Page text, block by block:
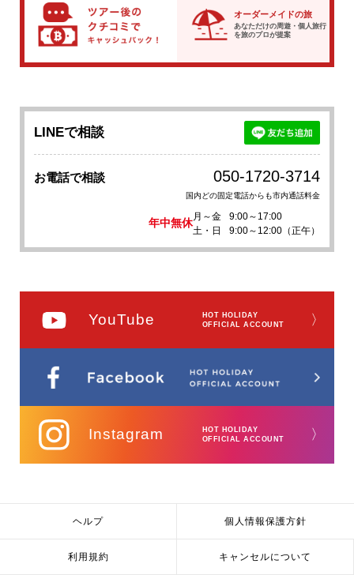
オーダーメイドの旅
あなただけの周遊・個人旅行
を旅のプロが提案
LINEで相談
お電話で相談 050-1720-3714
国内どの固定電話からも市内通話料金
年中無休
月～金
9:00～17:00
土・日
9:00～12:00（正午）
YouTube
HOT HOLIDAY
OFFICIAL ACCOUNT
〉
Instagram
HOT HOLIDAY
OFFICIAL ACCOUNT
〉
ヘルプ 個人情報保護方針
利用規約 キャンセルについて